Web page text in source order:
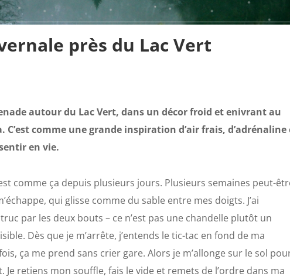
près du Lac Vert
autour du Lac Vert, dans un décor froid et enivrant au
comme une grande inspiration d’air frais, d’adrénaline
en vie.
comme ça depuis plusieurs jours. Plusieurs semaines peut-
qui glisse comme du sable entre mes doigts. J’ai
par les deux bouts – ce n’est pas une chandelle plutôt un
Dès que je m’arrête, j’entends le tic-tac en fond de ma
ça me prend sans crier gare. Alors je m’allonge sur le sol
retiens mon souffle, fais le vide et remets de l’ordre dans ma